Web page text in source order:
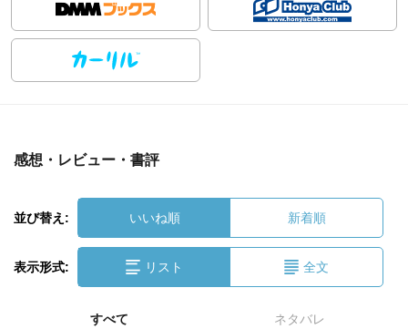
感想・レビュー・書評
並び替え: いいね順 新着順
表示形式: リスト 全文
すべて ネタバレ